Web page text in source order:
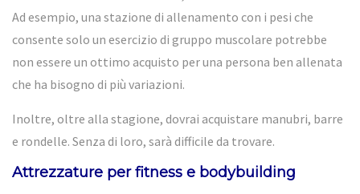
Ad esempio, una stazione di allenamento con i pesi che
consente solo un esercizio di gruppo muscolare potrebbe
non essere un ottimo acquisto per una persona ben allenata
che ha bisogno di più variazioni.
Inoltre, oltre alla stagione, dovrai acquistare manubri, barre
e rondelle. Senza di loro, sarà difficile da trovare.
Attrezzature per fitness e bodybuilding